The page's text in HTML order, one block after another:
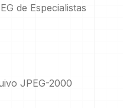
de Especialistas
JPEG-2000